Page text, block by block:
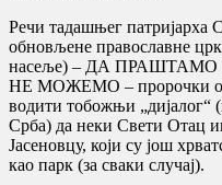
Речи тадашњег
обновљене православне
насеље) – ДА
НЕ МОЖЕМО – пророчки
водити тобожњи „дијалог“
Срба) да неки Свети Отац
Јасеновцу, који су још
као парк (за сваки случај).